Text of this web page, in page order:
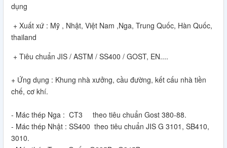
dụng
+ Xuất xứ : Mỹ , Nhật, Việt Nam ,Nga, Trung Quốc, Hàn Quốc,
thailand
+ Tiêu chuẩn JIS / ASTM / SS400 / GOST, EN....
+ Ứng dụng : Khung nhà xưởng, cầu đường, kết cấu nhà tiền
chế, cơ khí.
- Mác thép Nga : CT3 theo tiêu chuẩn Gost 380-88.
- Mác thép Nhật : SS400 theo tiêu chuẩn JIS G 3101, SB410,
3010.